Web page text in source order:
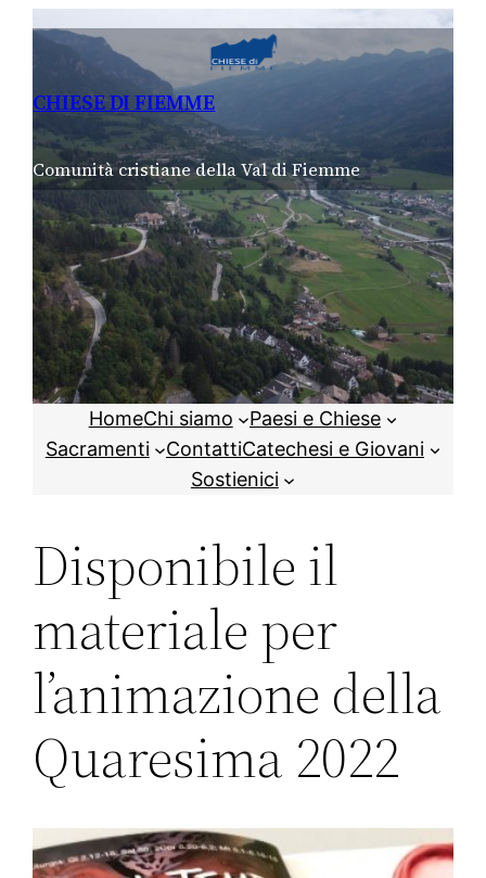
CHIESE DI FIEMME
Comunità cristiane della Val di Fiemme
HomeChi siamo
Paesi e Chiese
Sacramenti
ContattiCatechesi e Giovani
Sostienici
Disponibile il
materiale per
l’animazione della
Quaresima 2022